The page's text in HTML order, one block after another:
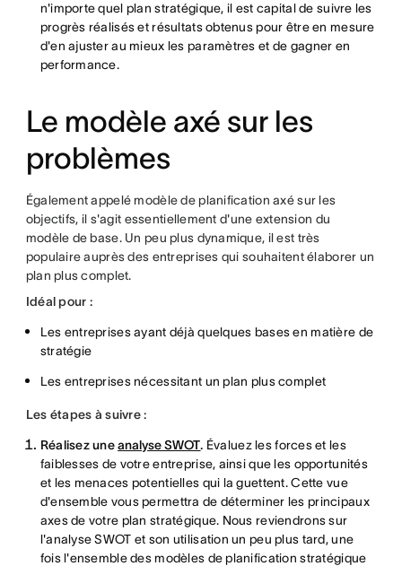
n'importe quel plan stratégique, il est capital de suivre les
progrès réalisés et résultats obtenus pour être en mesure
d'en ajuster au mieux les paramètres et de gagner en
performance.
Le modèle axé sur les
problèmes
Également appelé modèle de planification axé sur les
objectifs, il s'agit essentiellement d'une extension du
modèle de base. Un peu plus dynamique, il est très
populaire auprès des entreprises qui souhaitent élaborer un
plan plus complet.
Idéal pour :
Les entreprises ayant déjà quelques bases en matière de
stratégie
Les entreprises nécessitant un plan plus complet
Les étapes à suivre :
Réalisez une analyse SWOT. Évaluez les forces et les
faiblesses de votre entreprise, ainsi que les opportunités
et les menaces potentielles qui la guettent. Cette vue
d'ensemble vous permettra de déterminer les principaux
axes de votre plan stratégique. Nous reviendrons sur
l'analyse SWOT et son utilisation un peu plus tard, une
fois l'ensemble des modèles de planification stratégique